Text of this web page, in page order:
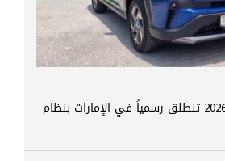
سوزوكي أكروس 2026 تنطلق رسمياً في الإمارات بنظام